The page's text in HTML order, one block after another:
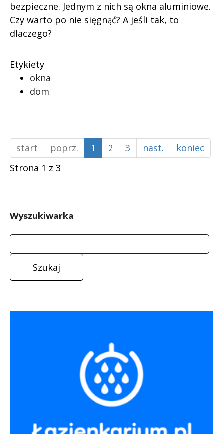
bezpieczne. Jednym z nich są okna aluminiowe.
Czy warto po nie sięgnąć? A jeśli tak, to
dlaczego?
Etykiety
okna
dom
start poprz. 1 2 3 nast.
koniec
Strona 1 z 3
Wyszukiwarka